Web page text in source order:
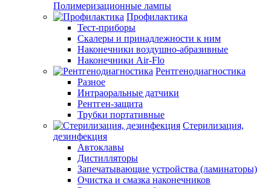
Полимеризационные лампы
Профилактика
Тест-приборы
Скалеры и принадлежности к ним
Наконечники воздушно-абразивные
Наконечники Air-Flo
Рентгенодиагностика
Разное
Интраоральные датчики
Рентген-защита
Трубки портативные
Стерилизация,
дезинфекция
Автоклавы
Дистилляторы
Запечатывающие устройства (ламинаторы)
Очистка и смазка наконечников